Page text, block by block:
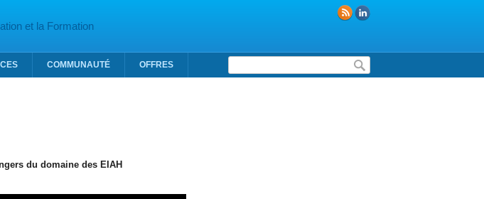
et la Formation
Formulaire de recherche
COMMUNAUTÉ OFFRES
du domaine des EIAH